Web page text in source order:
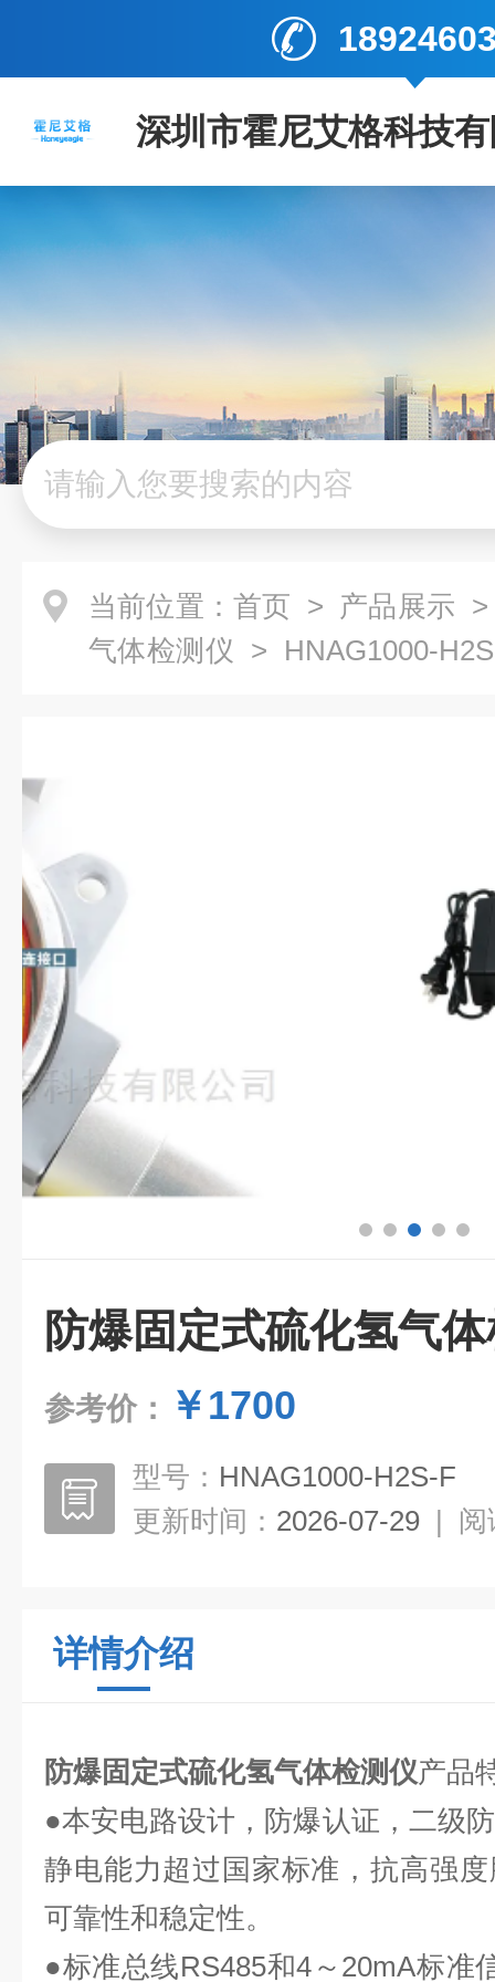
深圳市霍尼艾格科技
当前位置： 首页 > 产品展示
气体检测仪 > HNAG1000-
防爆固定式硫化氢气
参考价： ￥1700
型号： HNAG1000-H2S-F
更新时间： 2026-07-29 | 阅
详情介绍
防爆固定式硫化氢气体检测仪产品
●本安电路设计，防爆认证，二级
静电能力超过国家标准，抗高强
可靠性和稳定性。
●标准总线RS485和4～20mA标准